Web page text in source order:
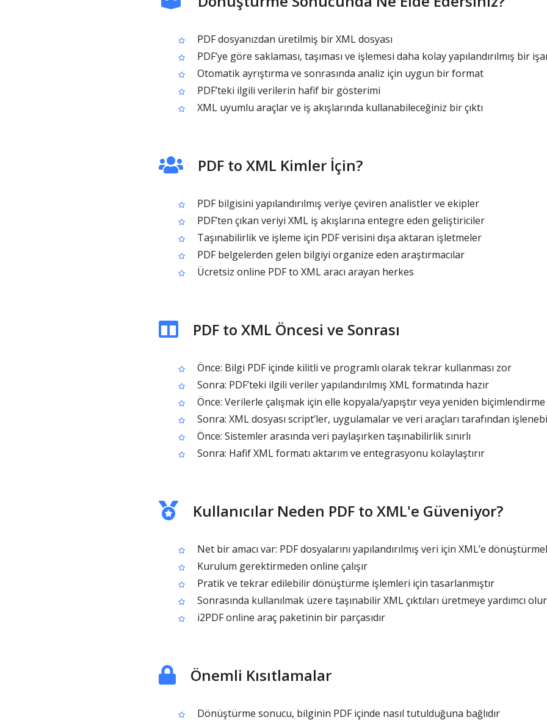
PDF dosyanızdan üretilmiş bir XML dosyası
PDF’ye göre saklaması, taşıması ve işlemesi daha kolay yapılandırılmış bir
Otomatik ayrıştırma ve sonrasında analiz için uygun bir format
PDF’teki ilgili verilerin hafif bir gösterimi
XML uyumlu araçlar ve iş akışlarında kullanabileceğiniz bir çıktı
PDF to XML Kimler İçin?
PDF bilgisini yapılandırılmış veriye çeviren analistler ve ekipler
PDF’ten çıkan veriyi XML iş akışlarına entegre eden geliştiriciler
Taşınabilirlik ve işleme için PDF verisini dışa aktaran işletmeler
PDF belgelerden gelen bilgiyi organize eden araştırmacılar
Ücretsiz online PDF to XML aracı arayan herkes
PDF to XML Öncesi ve Sonrası
Önce: Bilgi PDF içinde kilitli ve programlı olarak tekrar kullanması zor
Sonra: PDF’teki ilgili veriler yapılandırılmış XML formatında hazır
Önce: Verilerle çalışmak için elle kopyala/yapıştır veya yeniden
Sonra: XML dosyası script’ler, uygulamalar ve veri araçları tarafından
Önce: Sistemler arasında veri paylaşırken taşınabilirlik sınırlı
Sonra: Hafif XML formatı aktarım ve entegrasyonu kolaylaştırır
Kullanıcılar Neden PDF to XML'e Güveniyor?
Net bir amacı var: PDF dosyalarını yapılandırılmış veri için XML’e
Kurulum gerektirmeden online çalışır
Pratik ve tekrar edilebilir dönüştürme işlemleri için tasarlanmıştır
Sonrasında kullanılmak üzere taşınabilir XML çıktıları üretmeye yardımcı olur
i2PDF online araç paketinin bir parçasıdır
Önemli Kısıtlamalar
Dönüştürme sonucu, bilginin PDF içinde nasıl tutulduğuna bağlıdır